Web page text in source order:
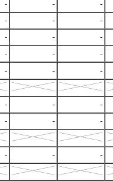
- -
-
- -
-
- -
-
- -
-
- -
-
- -
-
- -
-
- -
-